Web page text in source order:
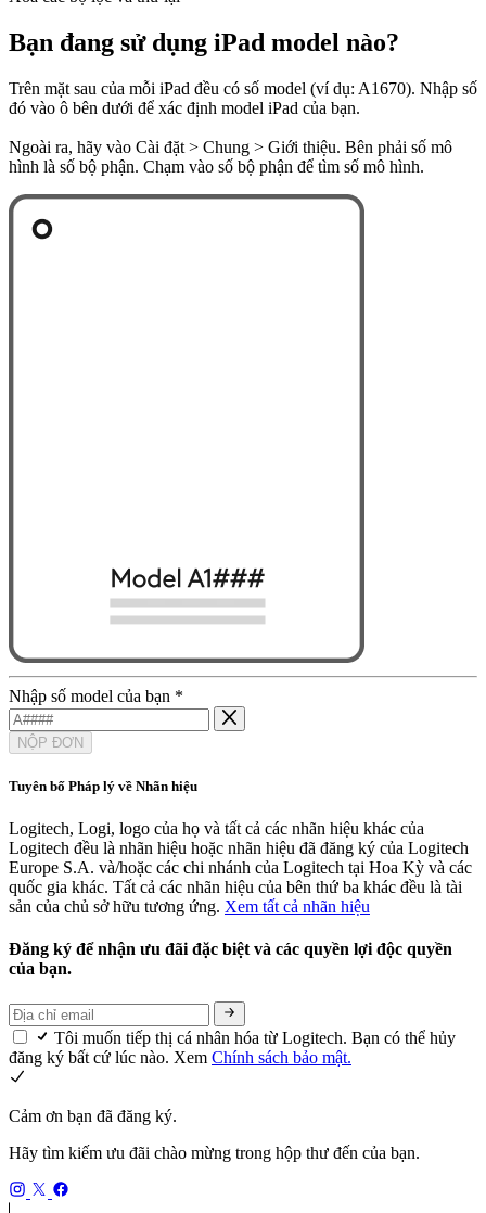
Bạn đang sử dụng iPad model nào?
Trên mặt sau của mỗi iPad đều có số model (ví dụ: A1670). Nhập số
đó vào ô bên dưới để xác định model iPad của bạn.
Ngoài ra, hãy vào Cài đặt > Chung > Giới thiệu. Bên phải số mô
hình là số bộ phận. Chạm vào số bộ phận để tìm số mô hình.
Nhập số model của bạn *
NỘP ĐƠN
Tuyên bố Pháp lý về Nhãn hiệu
Logitech, Logi, logo của họ và tất cả các nhãn hiệu khác của
Logitech đều là nhãn hiệu hoặc nhãn hiệu đã đăng ký của Logitech
Europe S.A. và/hoặc các chi nhánh của Logitech tại Hoa Kỳ và các
quốc gia khác. Tất cả các nhãn hiệu của bên thứ ba khác đều là tài
sản của chủ sở hữu tương ứng. Xem tất cả nhãn hiệu
Đăng ký để nhận ưu đãi đặc biệt và các quyền lợi độc quyền
của bạn.
Tôi muốn tiếp thị cá nhân hóa từ Logitech. Bạn có thể hủy
đăng ký bất cứ lúc nào. Xem Chính sách bảo mật.
Cảm ơn bạn đã đăng ký.
Hãy tìm kiếm ưu đãi chào mừng trong hộp thư đến của bạn.